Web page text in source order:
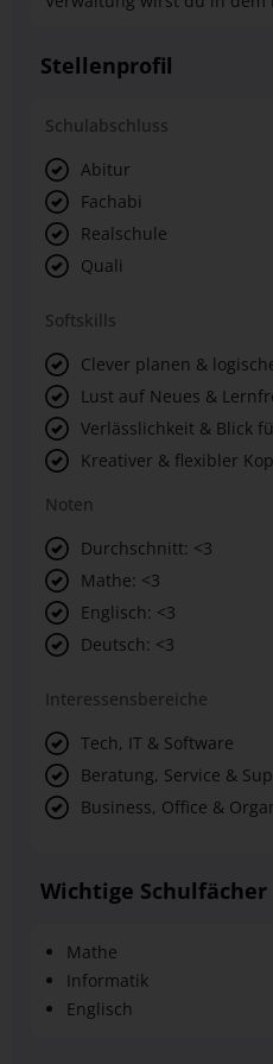
Stellenprofil
Schulabschluss
Abitur
Fachabi
Realschule
Quali
Softskills
Clever planen &
Lust auf Neues &
Verlässlichkeit & Blick
Kreativer & flexibler
Noten
Durchschnitt: <3
Mathe: <3
Englisch: <3
Deutsch: <3
Interessensbereiche
Tech, IT & Software
Beratung, Service &
Business, Office &
Wichtige Schulfächer
Mathe
Informatik
Englisch